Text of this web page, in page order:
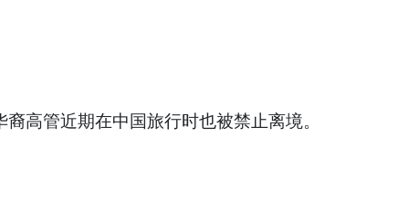
高管近期在中国旅行时也被禁止离境。